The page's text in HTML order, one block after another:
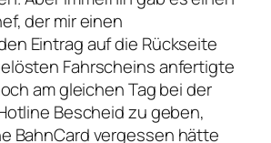
der mir einen
Eintrag auf die Rückseite
Fahrscheins anfertigte
am gleichen Tag bei der
Bescheid zu geben,
BahnCard vergessen hätte